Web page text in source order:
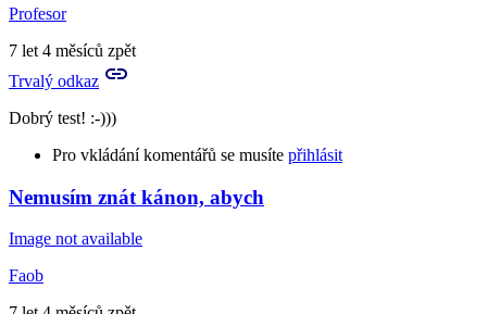
Profesor
7 let 4 měsíců zpět
Trvalý odkaz
Dobrý test! :-)))
Pro vkládání komentářů se musíte přihlásit
Nemusím znát kánon, abych
Image not available
Faob